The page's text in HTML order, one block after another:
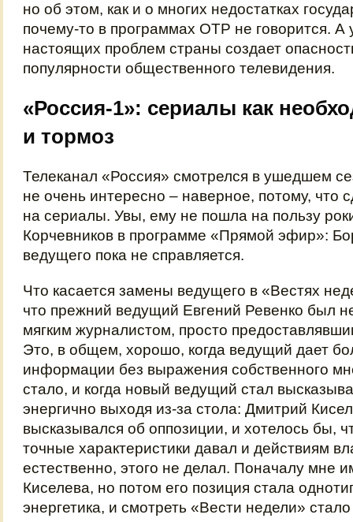
но об этом, как и о многих недостатках
почему‑то в программах ОТР не говорится. А
настоящих проблем страны создает
популярности общественного телевидения.
«Россия-1»: сериалы как
и тормоз
Телеканал «Россия» смотрелся в ушедшем
не очень интересно – наверное, потому, что
на сериалы. Увы, ему не пошла на пользу
Корчевников в программе «Прямой эфир»:
ведущего пока не справляется.
Что касается замены ведущего в «Вестях
что прежний ведущий Евгений Ревенко был
мягким журналистом, просто
Это, в общем, хорошо, когда ведущий дает
информации без выражения собственного
стало, и когда новый ведущий стал
энергично выходя из‑за стола: Дмитрий
высказывался об оппозиции, и хотелось бы,
точные характеристики давал и действиям
естественно, этого не делал. Поначалу мне
Киселева, но потом его позиция стала
энергетика, и смотреть «Вести недели»